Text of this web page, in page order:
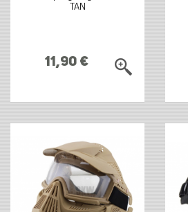
TAN
11,90 €